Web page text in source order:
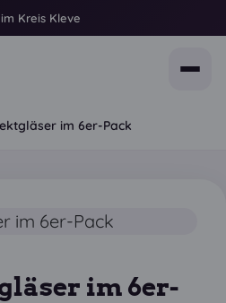
Kreis Kleve
im 6er-Pack
im 6er-